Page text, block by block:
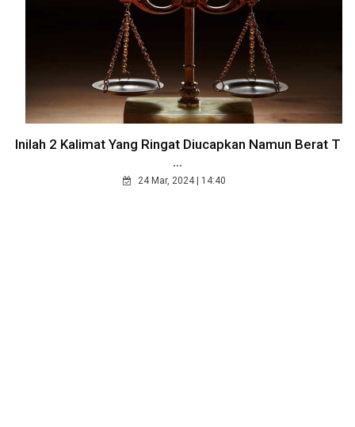
Inilah 2 Kalimat Yang Ringat Diucapkan Namun Berat T
...
24 Mar, 2024 | 14:40